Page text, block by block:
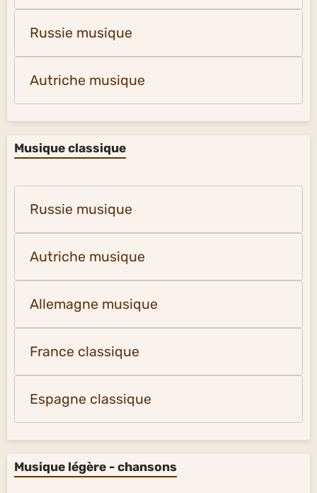
Russie musique
Autriche musique
Musique classique
Russie musique
Autriche musique
Allemagne musique
France classique
Espagne classique
Musique légère - chansons